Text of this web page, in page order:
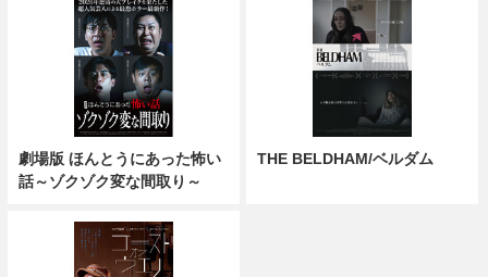
劇場版 ほんとうにあった怖い
話～ゾクゾク変な間取り～
THE BELDHAM/ベルダム